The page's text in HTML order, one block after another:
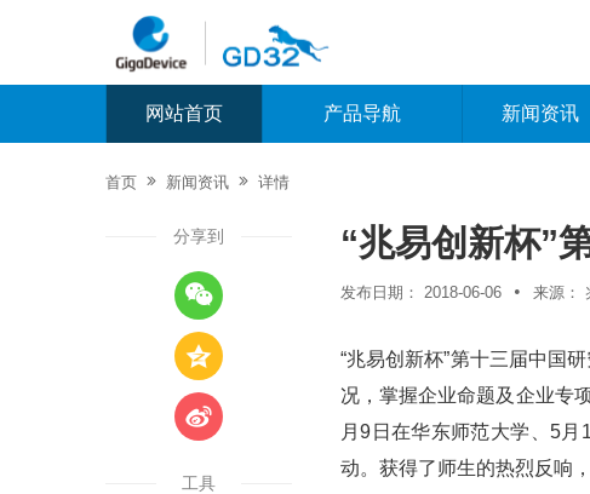
网站首页 产品导航 新闻资讯
首页  新闻资讯  详情
“兆易创新杯”
发布日期： 2018-06-06 • 来源：
“兆易创新杯”第十三届中国
况，掌握企业命题及企业专
月9日在华东师范大学、5
动。获得了师生的热烈反响
分享到



工具